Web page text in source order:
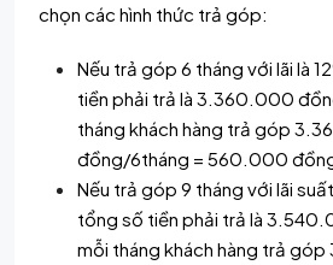
chọn các hình thức trả góp:
Nếu trả góp 6 tháng với lãi là
tiền phải trả là 3.360.000
tháng khách hàng trả góp
đồng/6tháng = 560.000
Nếu trả góp 9 tháng với lãi
tổng số tiền phải trả là
mỗi tháng khách hàng trả